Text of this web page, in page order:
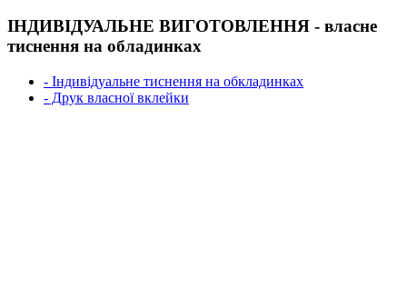
ІНДИВІДУАЛЬНЕ ВИГОТОВЛЕННЯ - власне
тиснення на обладинках
- Індивідуальне тиснення на обкладинках
- Друк власної вклейки